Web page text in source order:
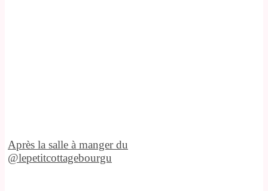
Après la salle à manger du
@lepetitcottagebourgu